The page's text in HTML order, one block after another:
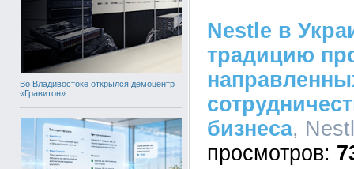
Во Владивостоке открылся демоцентр
«Гравитон»
Nestlе в
традицию
бизнеса,